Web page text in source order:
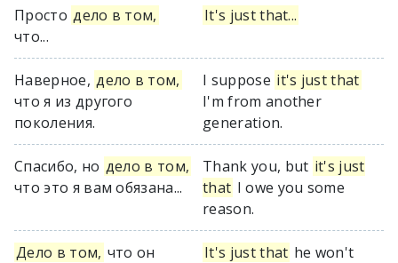
Просто дело в том,
что...
It's just that...
Наверное, дело в том,
что я из другого
поколения.
I suppose it's just that
I'm from another
generation.
Спасибо, но дело в том,
что это я вам обязана...
Thank you, but it's just
that I owe you some
reason.
Дело в том, что он
It's just that he won't